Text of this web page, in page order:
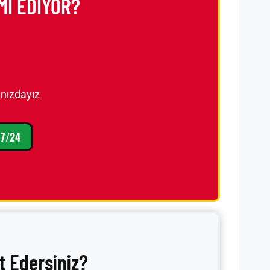
EDİYOR?
24
Edersiniz?